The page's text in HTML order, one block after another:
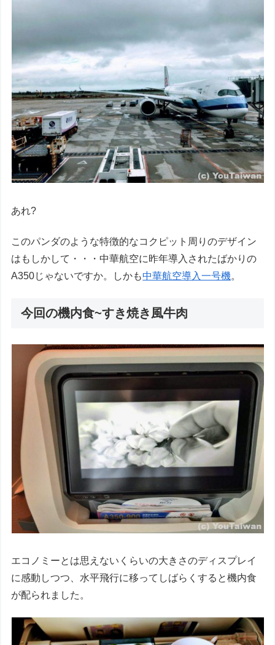
あれ?
このパンダのような特徴的なコクピット周りのデザイン
はもしかして・・・中華航空に昨年導入されたばかりの
A350じゃないですか。しかも中華航空導入一号機。
今回の機内食~すき焼き風牛肉
エコノミーとは思えないくらいの大きさのディスプレイ
に感動しつつ、水平飛行に移ってしばらくすると機内食
が配られました。